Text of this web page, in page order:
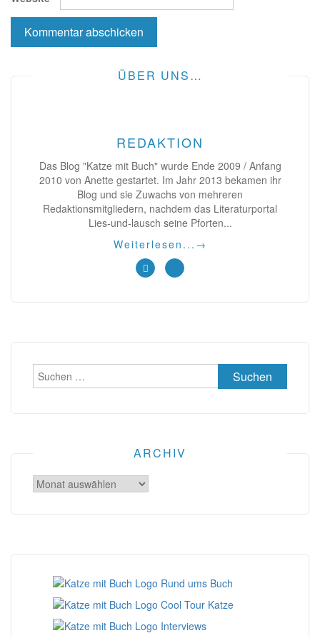
ÜBER UNS…
REDAKTION
Das Blog "Katze mit Buch" wurde Ende 2009 / Anfang
2010 von Anette gestartet. Im Jahr 2013 bekamen ihr
Blog und sie Zuwachs von mehreren
Redaktionsmitgliedern, nachdem das Literaturportal
Lies-und-lausch seine Pforten...
Weiterlesen... →
Suchen
nach:
ARCHIV
Archiv